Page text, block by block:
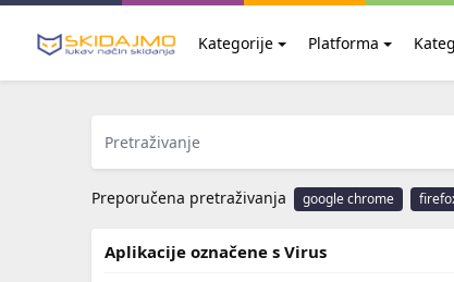
Kategorije Platforma
Preporučena pretraživanja google chrome
Aplikacije označene s Virus